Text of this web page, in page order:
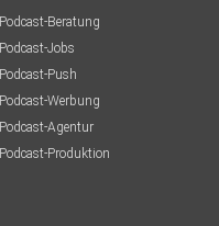
Podcast-Beratung
Podcast-Jobs
Podcast-Push
Podcast-Werbung
Podcast-Agentur
Podcast-Produktion